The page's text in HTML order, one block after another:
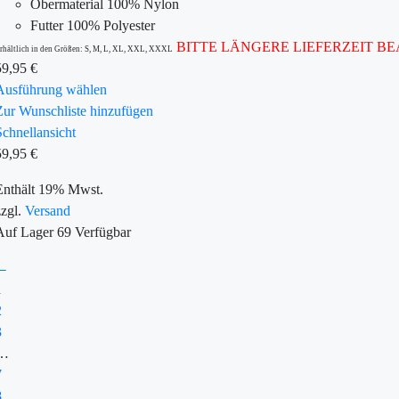
Obermaterial 100% Nylon
Futter 100% Polyester
in den Größen: S, M, L, XL, XXL, XXXL BITTE LÄNGERE LIEFERZEIT
€
wählen
Wunschliste hinzufügen
€
19% Mwst.
Versand
Lager69 Verfügbar